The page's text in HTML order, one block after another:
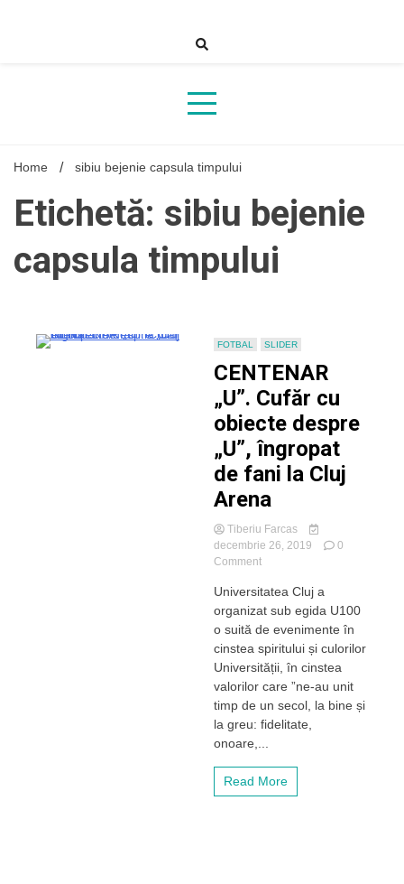
Home sibiu bejenie capsula timpului
Etichetă: sibiu bejenie
capsula timpului
FOTBAL SLIDER
CENTENAR
„U”. Cufăr cu
obiecte despre
„U”, îngropat
de fani la Cluj
Arena
Tiberiu Farcas
decembrie 26, 2019
0
Commenton
„U”.
Cufăr
cu
obiecte
despre
„U”,
îngropat
de
fani
Universitatea Cluj a
organizat sub egida U100
o suită de evenimente în
cinstea spiritului și culorilor
Universității, în cinstea
valorilor care ”ne-au unit
timp de un secol, la bine și
la greu: fidelitate,
onoare,...
Read More